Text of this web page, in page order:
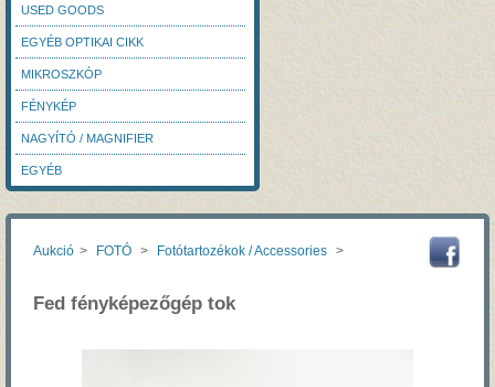
USED GOODS
EGYÉB OPTIKAI CIKK
MIKROSZKÓP
FÉNYKÉP
NAGYÍTÓ / MAGNIFIER
EGYÉB
Aukció > FOTÓ > Fotótartozékok / Accessories >
Fed fényképezőgép tok